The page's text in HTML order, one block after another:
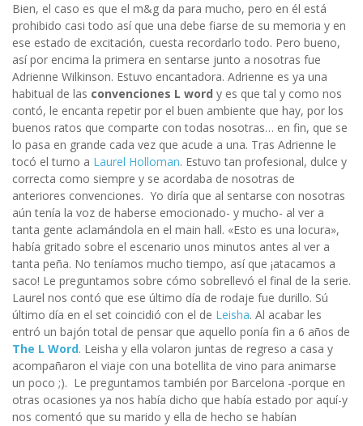
Bien, el caso es que el m&g da para mucho, pero en él está
prohibido casi todo así que una debe fiarse de su memoria y en
ese estado de excitación, cuesta recordarlo todo. Pero bueno,
así por encima la primera en sentarse junto a nosotras fue
Adrienne Wilkinson. Estuvo encantadora. Adrienne es ya una
habitual de las convenciones L word y es que tal y como nos
contó, le encanta repetir por el buen ambiente que hay, por los
buenos ratos que comparte con todas nosotras… en fin, que se
lo pasa en grande cada vez que acude a una. Tras Adrienne le
tocó el turno a Laurel Holloman. Estuvo tan profesional, dulce y
correcta como siempre y se acordaba de nosotras de
anteriores convenciones. Yo diría que al sentarse con nosotras
aún tenía la voz de haberse emocionado- y mucho- al ver a
tanta gente aclamándola en el main hall. «Esto es una locura»,
había gritado sobre el escenario unos minutos antes al ver a
tanta peña. No teníamos mucho tiempo, así que ¡atacamos a
saco! Le preguntamos sobre cómo sobrellevó el final de la serie.
Laurel nos contó que ese último día de rodaje fue durillo. Sú
último día en el set coincidió con el de Leisha. Al acabar les
entró un bajón total de pensar que aquello ponía fin a 6 años de
The L Word. Leisha y ella volaron juntas de regreso a casa y
acompañaron el viaje con una botellita de vino para animarse
un poco ;). Le preguntamos también por Barcelona -porque en
otras ocasiones ya nos había dicho que había estado por aquí-y
nos comentó que su marido y ella de hecho se habían